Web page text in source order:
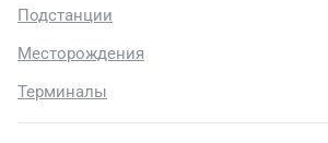
Подстанции
Месторождения
Терминалы